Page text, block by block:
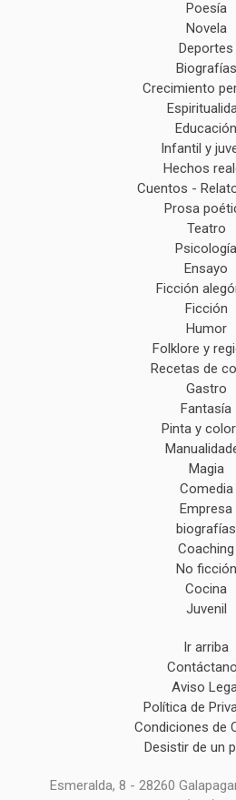
Poesía
Novela
Deportes
Biografías
Crecimiento
Educación
Infantil y
Hechos
Cuentos -
Prosa
Teatro
Psicología
Ensayo
Ficción
Ficción
Humor
Folklore y
Recetas de
Gastro
Fantasía
Pinta y
Magia
Comedia
Empresa
biografías
Coaching
No ficción
Cocina
Juvenil
Ir arriba
Aviso
Política de
Condiciones de
Desistir de un
Esmeralda, 8 - 28260